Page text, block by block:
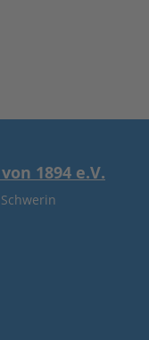
1894 e.V.